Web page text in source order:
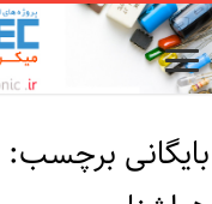
بایگانی برچسب: